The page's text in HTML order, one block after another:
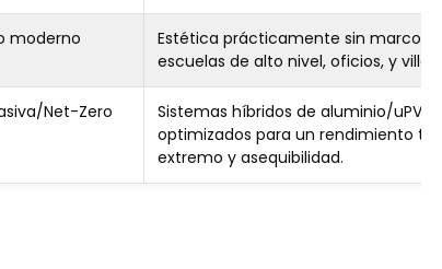
moderno
Estética prácticamente sin marco
escuelas de alto nivel, oficios, y villas.
Net-Zero
Sistemas híbridos de aluminio/uPVC
optimizados para un rendimiento
extremo y asequibilidad.